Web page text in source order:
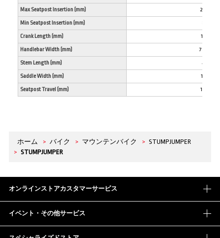
Max Seatpost Insertion (mm) 245
Min Seatpost Insertion (mm)
Crank Length (mm) 165
Handlebar Width (mm) 780
Stem Length (mm) 40
Saddle Width (mm) 155
Seatpost Travel (mm) 150
ホーム > バイク > マウンテンバイク > STUMPJUMPER
> STUMPJUMPER
オンラインストアカスタマーサービス
イベント・その他サービス